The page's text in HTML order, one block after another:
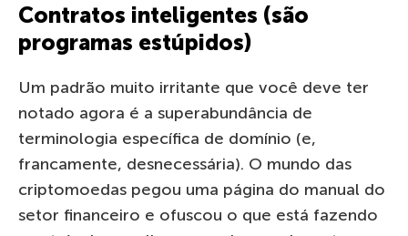
Contratos inteligentes (são
programas estúpidos)
Um padrão muito irritante que você deve ter
notado agora é a superabundância de
terminologia específica de domínio (e,
francamente, desnecessária). O mundo das
criptomoedas pegou uma página do manual do
setor financeiro e ofuscou o que está fazendo